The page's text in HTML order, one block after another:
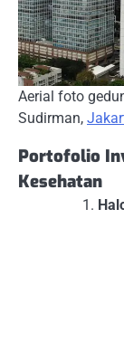
Aerial foto
Sudirman,
Portofolio
Kesehatan